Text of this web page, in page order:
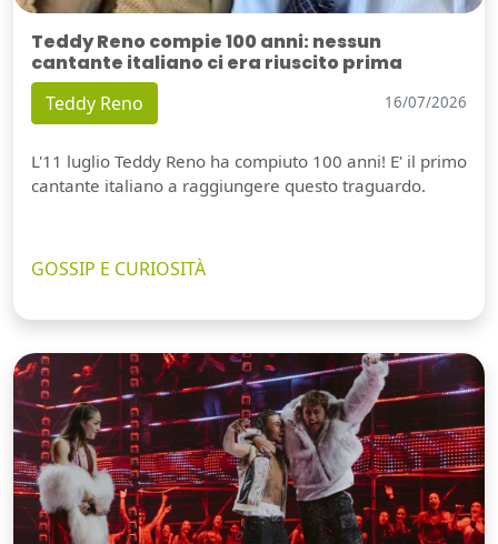
Teddy Reno compie 100 anni: nessun
cantante italiano ci era riuscito prima
Teddy Reno 16/07/2026
L'11 luglio Teddy Reno ha compiuto 100 anni! E' il primo
cantante italiano a raggiungere questo traguardo.
GOSSIP E CURIOSITÀ